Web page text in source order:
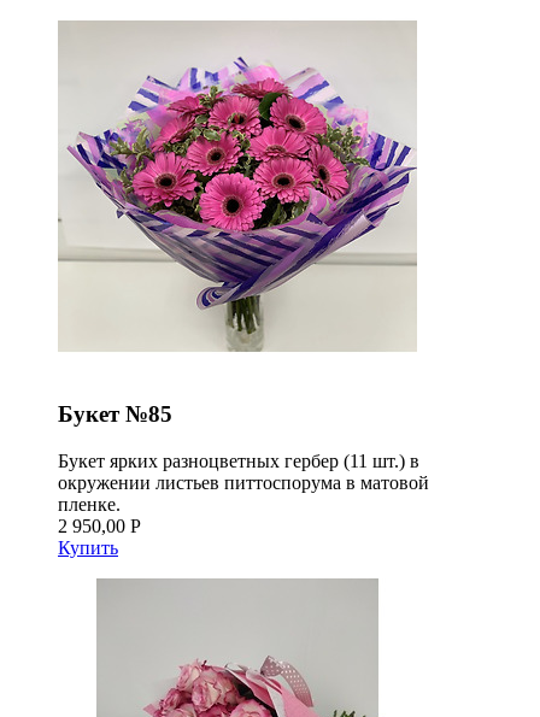
Букет №85
Букет ярких разноцветных гербер (11 шт.) в
окружении листьев питтоспорума в матовой
пленке.
2 950,00 Р
Купить